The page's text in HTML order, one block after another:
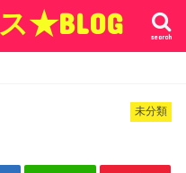
★BLOG search
未分類